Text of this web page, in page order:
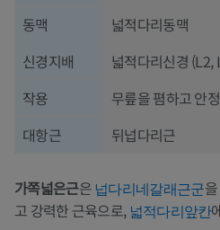
동맥
넓적다리동맥
신경지배
넓적다리신경 (L2,
작용
무릎을 폄하고 안
대항근
뒤넙다리근
가쪽넓은근은넙다리네갈래근군
고 강력한 근육으로, 넓적다리앞칸